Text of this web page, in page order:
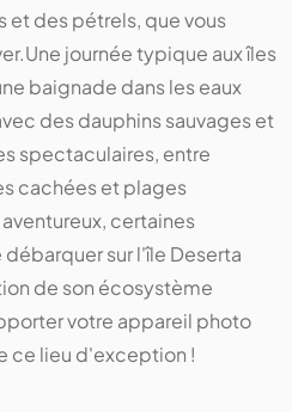
des pétrels, que vous
journée typique aux îles
baignade dans les eaux
des dauphins sauvages et
spectaculaires, entre
cachées et plages
certaines
sur l'île Deserta
de son écosystème
votre appareil photo
ce lieu d'exception !